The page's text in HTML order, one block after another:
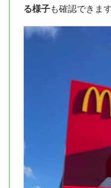
る様子も確認できます